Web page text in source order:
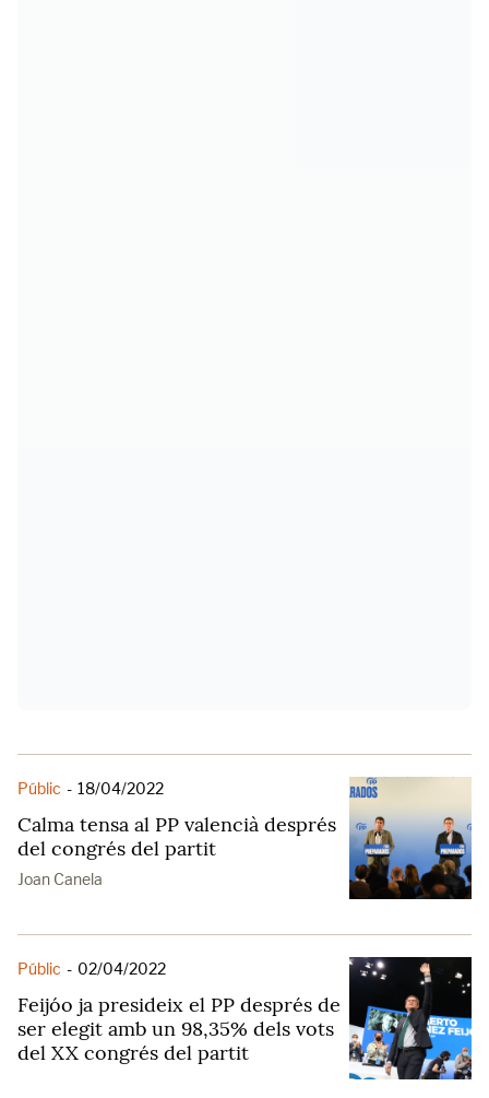
Públic - 18/04/2022
Calma tensa al PP valencià després
del congrés del partit
Joan Canela
Públic - 02/04/2022
Feijóo ja presideix el PP després de
ser elegit amb un 98,35% dels vots
del XX congrés del partit